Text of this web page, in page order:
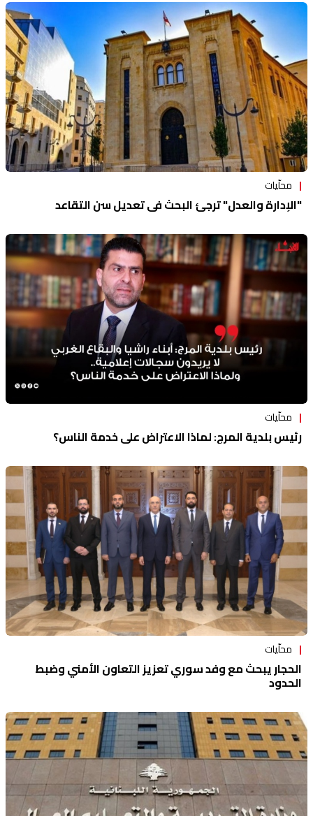
محلّيات
"الإدارة والعدل" ترجئ البحث في تعديل سن التقاعد
محلّيات
رئيس بلدية المرج: لماذا الاعتراض على خدمة الناس؟
محلّيات
الحجار يبحث مع وفد سوري تعزيز التعاون الأمني وضبط
الحدود